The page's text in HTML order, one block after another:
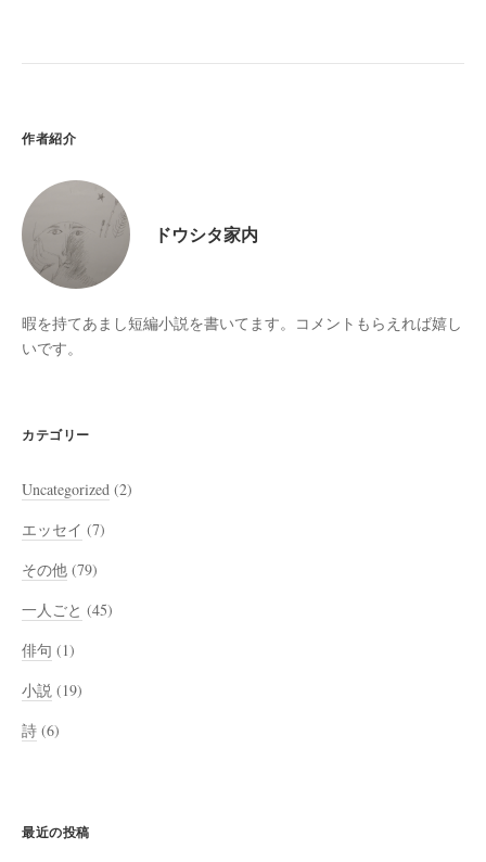
作者紹介
ドウシタ家内
暇を持てあまし短編小説を書いてます。コメントもらえれば嬉し
いです。
カテゴリー
Uncategorized (2)
エッセイ (7)
その他 (79)
一人ごと (45)
俳句 (1)
小説 (19)
詩 (6)
最近の投稿